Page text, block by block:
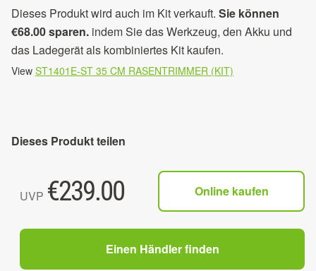
Dieses Produkt wird auch im Kit verkauft. Sie können
€68.00 sparen. indem Sie das Werkzeug, den Akku und
das Ladegerät als kombiniertes Kit kaufen.
View ST1401E-ST 35 CM RASENTRIMMER (KIT)
Dieses Produkt teilen
UVP €239.00 Online kaufen
Einen Händler finden